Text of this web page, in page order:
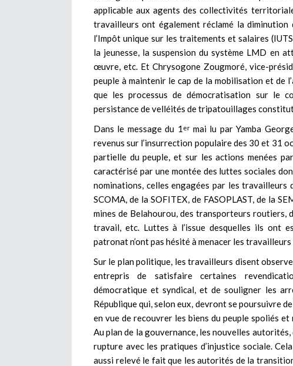
applicable aux agents des collectivités
travailleurs ont également réclamé la diminution
l’Impôt unique sur les traitements et salaires
la jeunesse, la suspension du système LMD en
œuvre, etc. Et Chrysogone Zougmoré, vice-
peuple à maintenir le cap de la mobilisation et de
que les processus de démocratisation sur le
persistance de velléités de tripatouillages
Dans le message du 1 ermai lu par Yamba
revenus sur l’insurrection populaire des 30 et 31
partielle du peuple, et sur les actions menées
caractérisé par une montée des luttes sociales
nominations, celles engagées par les travailleurs
SCOMA, de la SOFITEX, de FASOPLAST, de la
mines de Belahourou, des transporteurs
travail, etc. Luttes à l’issue desquelles ils ont
patronat n’ont pas hésité à menacer les
Sur le plan politique, les travailleurs disent
entrepris de satisfaire certaines
démocratique et syndical, et de souligner les
République qui, selon eux, devront se poursuivre
en vue de recouvrer les biens du peuple spoliés
Au plan de la gouvernance, les nouvelles
rupture avec les pratiques d’injustice sociale.
aussi relevé le fait que les autorités de la